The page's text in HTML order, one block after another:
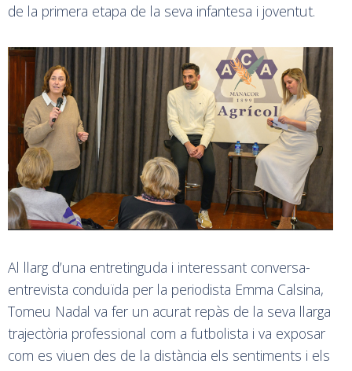
de la primera etapa de la seva infantesa i joventut.
Al llarg d’una entretinguda i interessant conversa-
entrevista conduïda per la periodista Emma Calsina,
Tomeu Nadal va fer un acurat repàs de la seva llarga
trajectòria professional com a futbolista i va exposar
com es viuen des de la distància els sentiments i els